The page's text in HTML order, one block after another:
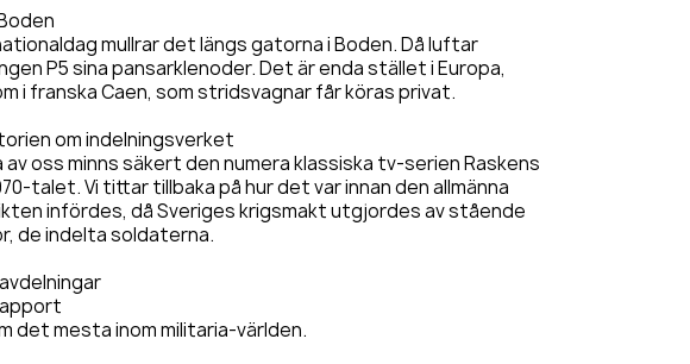
mullrar det längs gatorna i Boden. Då luftar
P5 sina pansarklenoder. Det är enda stället i Europa,
i franska Caen, som stridsvagnar får köras privat.
om indelningsverket
av oss minns säkert den numera klassiska tv-serien Raskens
talet. Vi tittar tillbaka på hur det var innan den allmänna
infördes, då Sveriges krigsmakt utgjordes av stående
de indelta soldaterna.
det mesta inom militaria-världen.